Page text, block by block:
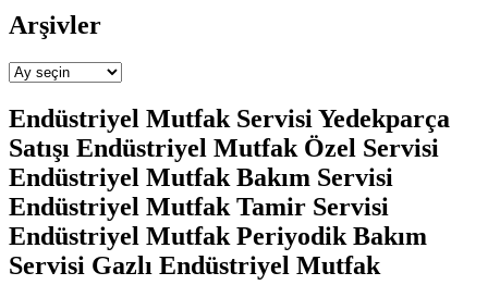
Arşivler
Arşivler
Endüstriyel Mutfak Servisi Yedekparça
Satışı Endüstriyel Mutfak Özel Servisi
Endüstriyel Mutfak Bakım Servisi
Endüstriyel Mutfak Tamir Servisi
Endüstriyel Mutfak Periyodik Bakım
Servisi Gazlı Endüstriyel Mutfak